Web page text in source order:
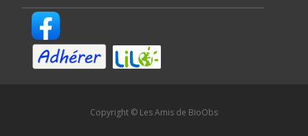
Copyright © Les Amis de BioObs